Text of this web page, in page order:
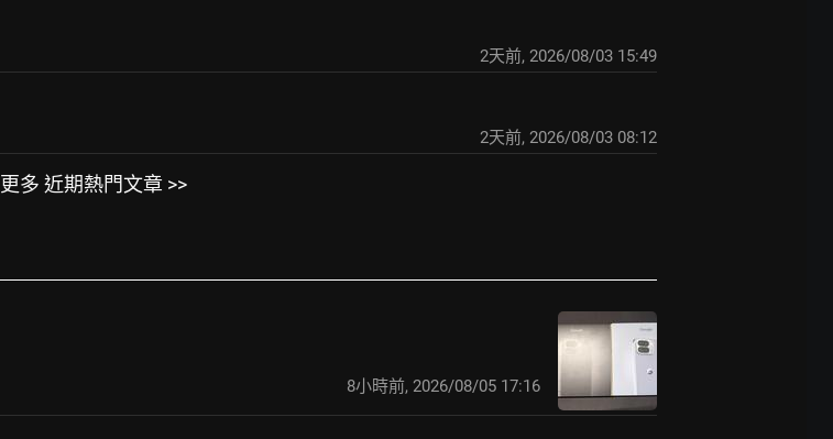
2天前, 2026/08/03 15:49
2天前, 2026/08/03 08:12
更多 近期熱門文章 >>
8小時前, 2026/08/05 17:16